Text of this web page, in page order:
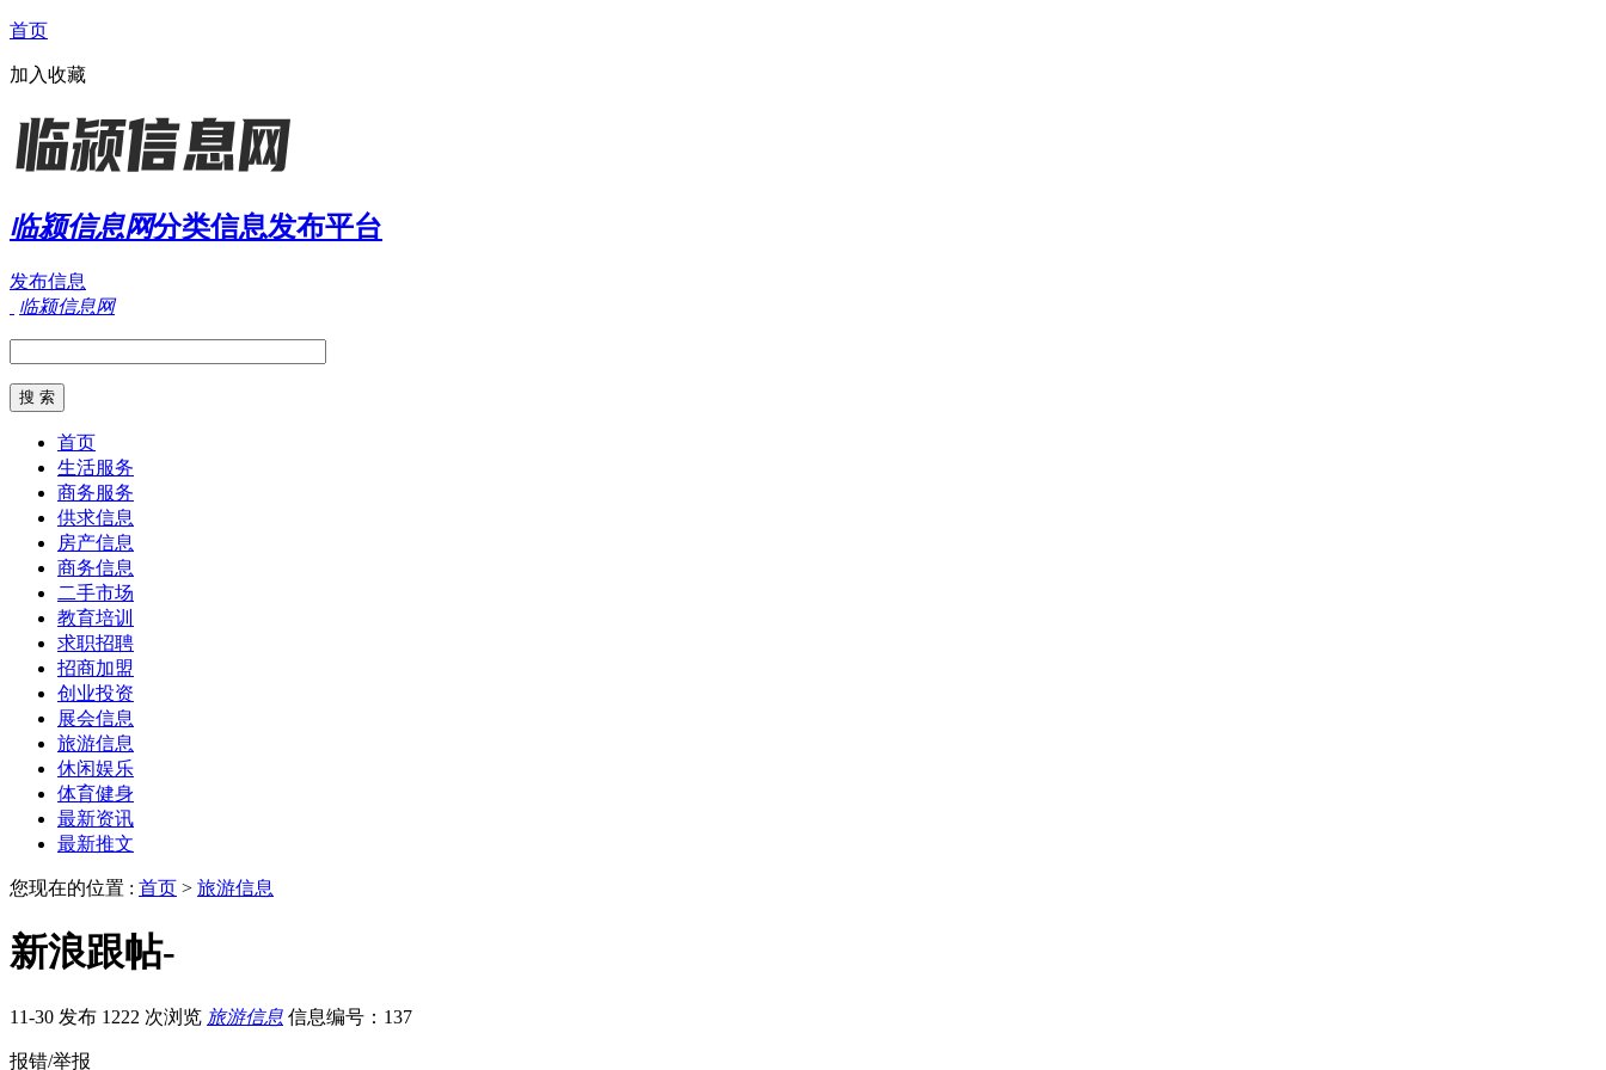
首页
加入收藏
临颍信息网分类信息发布平台
发布信息
临颍信息网
首页
生活服务
商务服务
供求信息
房产信息
商务信息
二手市场
教育培训
求职招聘
招商加盟
创业投资
展会信息
旅游信息
休闲娱乐
体育健身
最新资讯
最新推文
您现在的位置 : 首页 > 旅游信息
新浪跟帖-
11-30 发布 1222 次浏览 旅游信息 信息编号：137
报错/举报